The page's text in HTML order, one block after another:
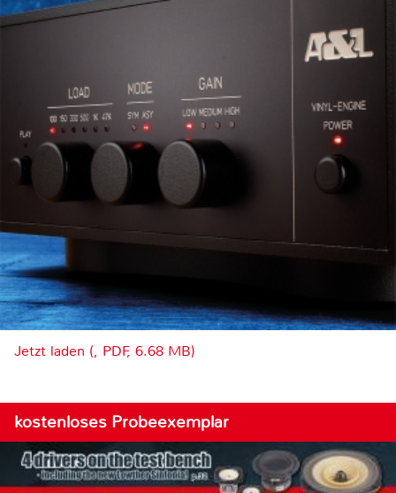
Jetzt laden (, PDF, 6.68 MB)
kostenloses Probeexemplar